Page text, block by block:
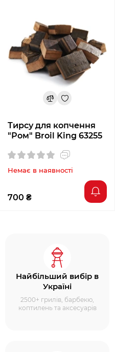
Тирсу для копчення
"Ром" Broil King 63255
Немає в наявності
700 ₴
Найбільший вибір в
Україні
2500+ грилів, барбекю,
коптилень та аксесуарів